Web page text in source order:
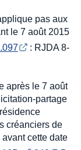
pas aux
le 7 août 2015
: RJDA 8-
après le 7 août
partage
créanciers de
cette date